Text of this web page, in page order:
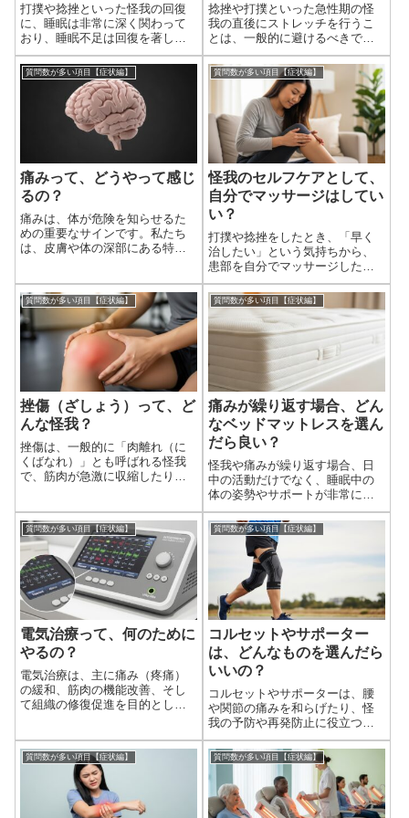
打撲や捻挫といった怪我の回復
に、睡眠は非常に深く関わって
おり、睡眠不足は回復を著しく
遅らせる可能性があります。睡
眠は単なる休息ではなく、体が
組織を修復し、炎症を抑え、免
疫機能を高めるための重要な時
間です。睡眠不足自体を改善す
るのは難しいこと...
捻挫や打撲といった急性期の怪
我の直後にストレッチを行うこ
とは、一般的に避けるべきで
す。怪我の直後は患部で炎症が
起きている状態であり、ストレ
ッチをすることで炎症を悪化さ
せたり、組織の損傷をさらに広
げてしまう可能性があります。
捻挫や打撲などの怪...
質問数が多い項目【症状編】
痛みって、どうやって感じ
るの？
痛みは、体が危険を知らせるた
めの重要なサインです。私たち
は、皮膚や体の深部にある特定
刺激の受容から脳での情報処理
まで、複雑な経路をたどりま
す。簡単に言うと、「侵害刺激
の発生」→「神経に...
質問数が多い項目【症状編】
怪我のセルフケアとして、
自分でマッサージはしてい
い？
打撲や捻挫をしたとき、「早く
治したい」という気持ちから、
患部を自分でマッサージしたく
なる方もいらっしゃるかもしれ
ません。しかし、怪我の状況や
時期によっては、マッサージが
逆効果になることがあります。
怪我のセルフケアとして、自分
でマッサージはし...
質問数が多い項目【症状編】
挫傷（ざしょう）って、ど
んな怪我？
挫傷は、一般的に「肉離れ（に
くばなれ）」とも呼ばれる怪我
で、筋肉が急激に収縮したり、
裂したりする状態を指します。
スポーツ中や急な動作の際に起
こることが多く、太ももの裏
（ハムストリングス...
質問数が多い項目【症状編】
痛みが繰り返す場合、どん
なベッドマットレスを選ん
だら良い？
怪我や痛みが繰り返す場合、日
中の活動だけでなく、睡眠中の
体の姿勢やサポートが非常に重
要になります。質の悪い睡眠環
境は、体の回復を妨げ、既存の
痛みを悪化させたり、新たな痛
みを引き起こしたりする原因と
なるからです。ベッド選びは、
単なる寝具の選択...
質問数が多い項目【症状編】
電気治療って、何のために
やるの？
電気治療は、主に痛み（疼痛）
の緩和、筋肉の機能改善、そし
て組織の修復促進を目的として
いられており、様々な種類の電
気刺激を用いて、体の内部に働
きかけます。電気治療って、何
のためにやるの？...
質問数が多い項目【症状編】
コルセットやサポーター
は、どんなものを選んだら
いいの？
コルセットやサポーターは、腰
や関節の痛みを和らげたり、怪
我の予防や再発防止に役立つ便
利なアイテムです。しかし、種
類が豊富で、どれを選べば良い
か迷ってしまうことも多いでし
ょう。自分に合ったものを選ぶ
ためには、使用目的、固定力、
素材、サイズなど...
質問数が多い項目【症状編】 質問数が多い項目【症状編】